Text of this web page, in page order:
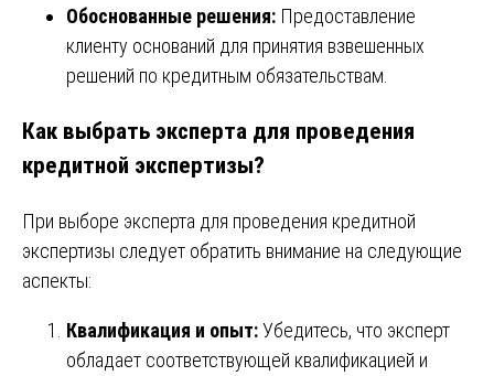
Обоснованные решения: Предоставление
клиенту оснований для принятия взвешенных
решений по кредитным обязательствам.
Как выбрать эксперта для проведения
кредитной экспертизы?
При выборе эксперта для проведения кредитной
экспертизы следует обратить внимание на следующие
аспекты:
Квалификация и опыт:Убедитесь, что эксперт
обладает соответствующей квалификацией и